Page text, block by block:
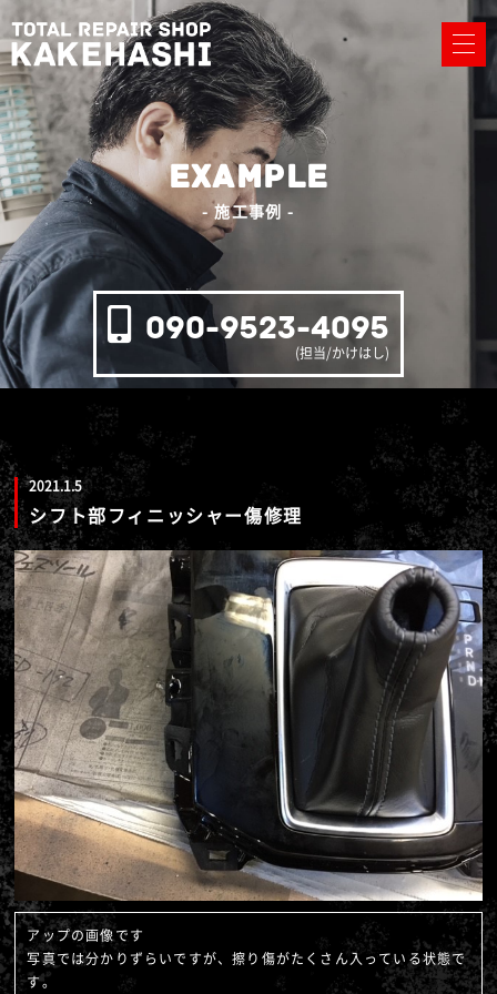
EXAMPLE
- 施工事例 -
090-9523-4095
(担当/かけはし)
2021.1.5
シフト部フィニッシャー傷修理
アップの画像です
写真では分かりずらいですが、擦り傷がたくさん入っている状態で
す。